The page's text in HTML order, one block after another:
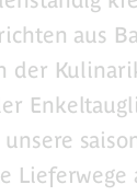
aus
der
Lieferwege